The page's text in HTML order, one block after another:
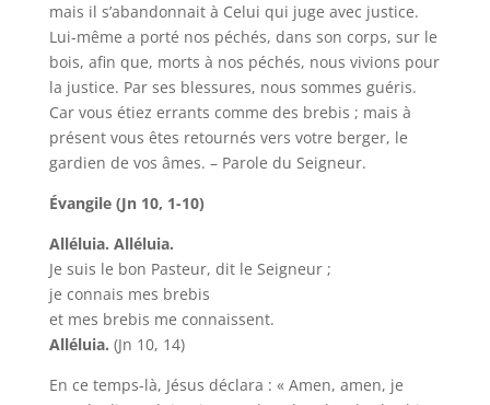
mais il s’abandonnait à Celui qui juge avec justice.
Lui-même a porté nos péchés, dans son corps, sur le
bois, afin que, morts à nos péchés, nous vivions pour
la justice. Par ses blessures, nous sommes guéris.
Car vous étiez errants comme des brebis ; mais à
présent vous êtes retournés vers votre berger, le
gardien de vos âmes. – Parole du Seigneur.
Évangile (Jn 10, 1-10)
Alléluia. Alléluia.
Je suis le bon Pasteur, dit le Seigneur ;
je connais mes brebis
et mes brebis me connaissent.
Alléluia. (Jn 10, 14)
En ce temps-là, Jésus déclara : « Amen, amen, je